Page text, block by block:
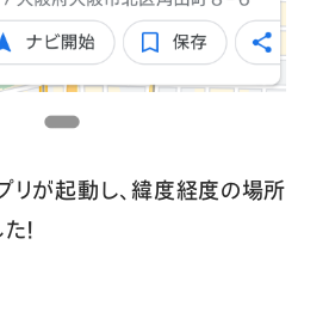
が起動し、緯度経度の場所
！